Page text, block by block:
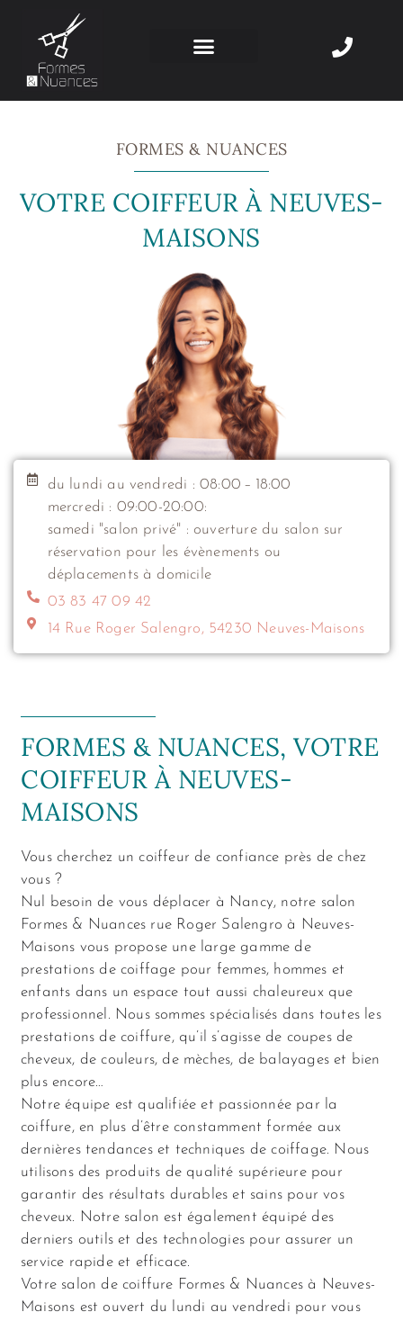
FORMES & NUANCES
VOTRE COIFFEUR À NEUVES-
MAISONS
du lundi au vendredi : 08:00 – 18:00
mercredi : 09:00-20:00:
samedi "salon privé" : ouverture du salon sur
réservation pour les évènements ou
déplacements à domicile
03 83 47 09 42
14 Rue Roger Salengro, 54230 Neuves-Maisons
FORMES & NUANCES, VOTRE
COIFFEUR À NEUVES-
MAISONS
Vous cherchez un coiffeur de confiance près de chez
vous ?
Nul besoin de vous déplacer à Nancy, notre salon
Formes & Nuances rue Roger Salengro à Neuves-
Maisons vous propose une large gamme de
prestations de coiffage pour femmes, hommes et
enfants dans un espace tout aussi chaleureux que
professionnel. Nous sommes spécialisés dans toutes les
prestations de coiffure, qu’il s’agisse de coupes de
cheveux, de couleurs, de mèches, de balayages et bien
plus encore…
Notre équipe est qualifiée et passionnée par la
coiffure, en plus d’être constamment formée aux
dernières tendances et techniques de coiffage. Nous
utilisons des produits de qualité supérieure pour
garantir des résultats durables et sains pour vos
cheveux. Notre salon est également équipé des
derniers outils et des technologies pour assurer un
service rapide et efficace.
Votre salon de coiffure Formes & Nuances à Neuves-
Maisons est ouvert du lundi au vendredi pour vous